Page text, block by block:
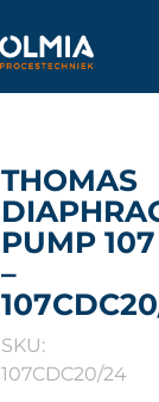
THOMAS
PUMP 107
–
SKU:
107CDC20/24